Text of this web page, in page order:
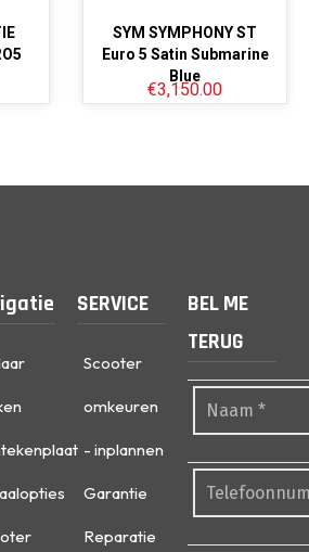
SYM SYMPHONY ST
Euro 5 Satin Submarine
Blue
€3,150.00
SERVICE
Scooter
omkeuren
- inplannen
Garantie
Reparatie
BEL ME
TERUG